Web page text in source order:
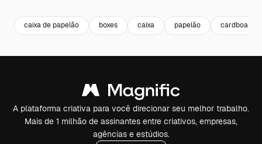
caixa de papelão boxes caixa papelão cardboard
A plataforma criativa para você direcionar seu melhor trabalho.
Mais de 1 milhão de assinantes entre criativos, empresas,
agências e estúdios.